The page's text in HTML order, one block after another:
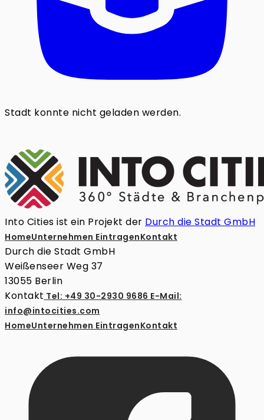
Stadt konnte nicht geladen werden.
Into Cities ist ein Projekt der Durch die Stadt GmbH
HomeUnternehmen EintragenKontakt
Durch die Stadt GmbH
Weißenseer Weg 37
13055 Berlin
Kontakt Tel: +49 30-2930 9686 E-Mail:
info@intocities.com
HomeUnternehmen EintragenKontakt